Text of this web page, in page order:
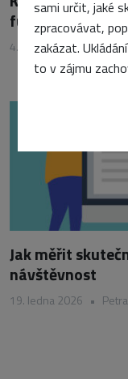
sami určit, jaké
zpracovávat,
zakázat.
to v zájmu
funkce
4. března 2026 •
Jak měřit
návštěvnost
19. ledna 2026 •